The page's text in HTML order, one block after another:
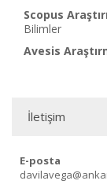
Scopus
Bilimler
Avesis
İletişim
E-posta